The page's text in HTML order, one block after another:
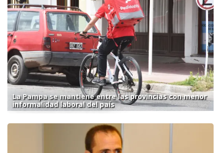
La Pampa se mantiene entre las provincias con menor
informalidad laboral del país